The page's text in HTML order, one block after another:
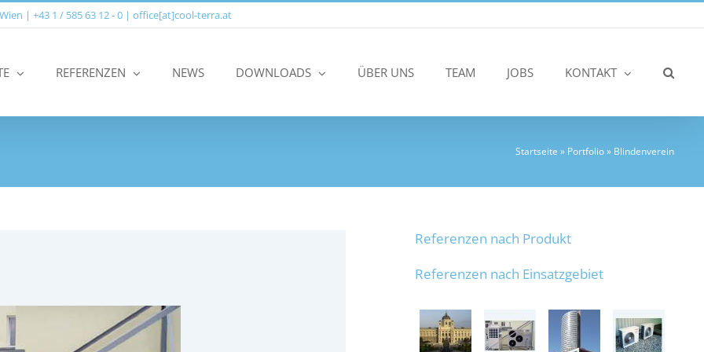
| +43 1 / 585 63 12 ‑ 0 | office[at]cool-terra.at
REFERENZEN NEWS DOWNLOADS ÜBER UNS TEAM JOBS KONTAKT
Startseite » Portfolio» Blindenverein
Referenzen nach Produkt
Referenzen nach Einsatzgebiet